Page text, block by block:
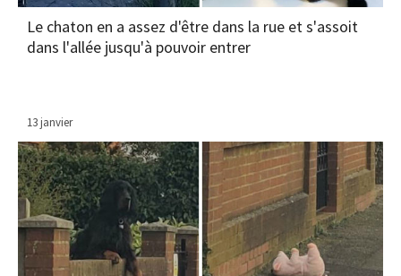
Le chaton en a assez d'être dans la rue et s'assoit
dans l'allée jusqu'à pouvoir entrer
13 janvier